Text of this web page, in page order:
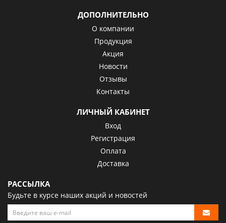
ДОПОЛНИТЕЛЬНО
О компании
Продукция
Акция
Новости
Отзывы
Контакты
ЛИЧНЫЙ КАБИНЕТ
Вход
Регистрация
Оплата
Доставка
РАССЫЛКА
Будьте в курсе наших акций и новостей